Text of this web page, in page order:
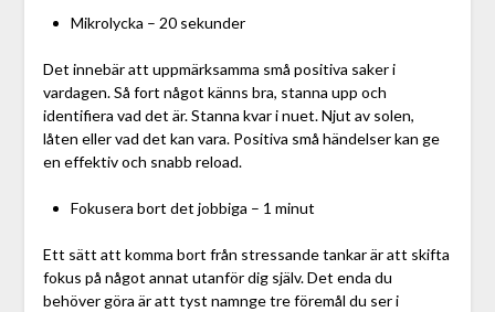
Mikrolycka – 20 sekunder
Det innebär att uppmärksamma små positiva saker i
vardagen. Så fort något känns bra, stanna upp och
identifiera vad det är. Stanna kvar i nuet. Njut av solen,
låten eller vad det kan vara. Positiva små händelser kan ge
en effektiv och snabb reload.
Fokusera bort det jobbiga – 1 minut
Ett sätt att komma bort från stressande tankar är att skifta
fokus på något annat utanför dig själv. Det enda du
behöver göra är att tyst namnge tre föremål du ser i